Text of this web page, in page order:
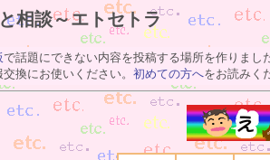
相談～エトセトラ
で話題にできない内容を投稿する場所を作りまし
換にお使いください。 初めての方へをお読みく